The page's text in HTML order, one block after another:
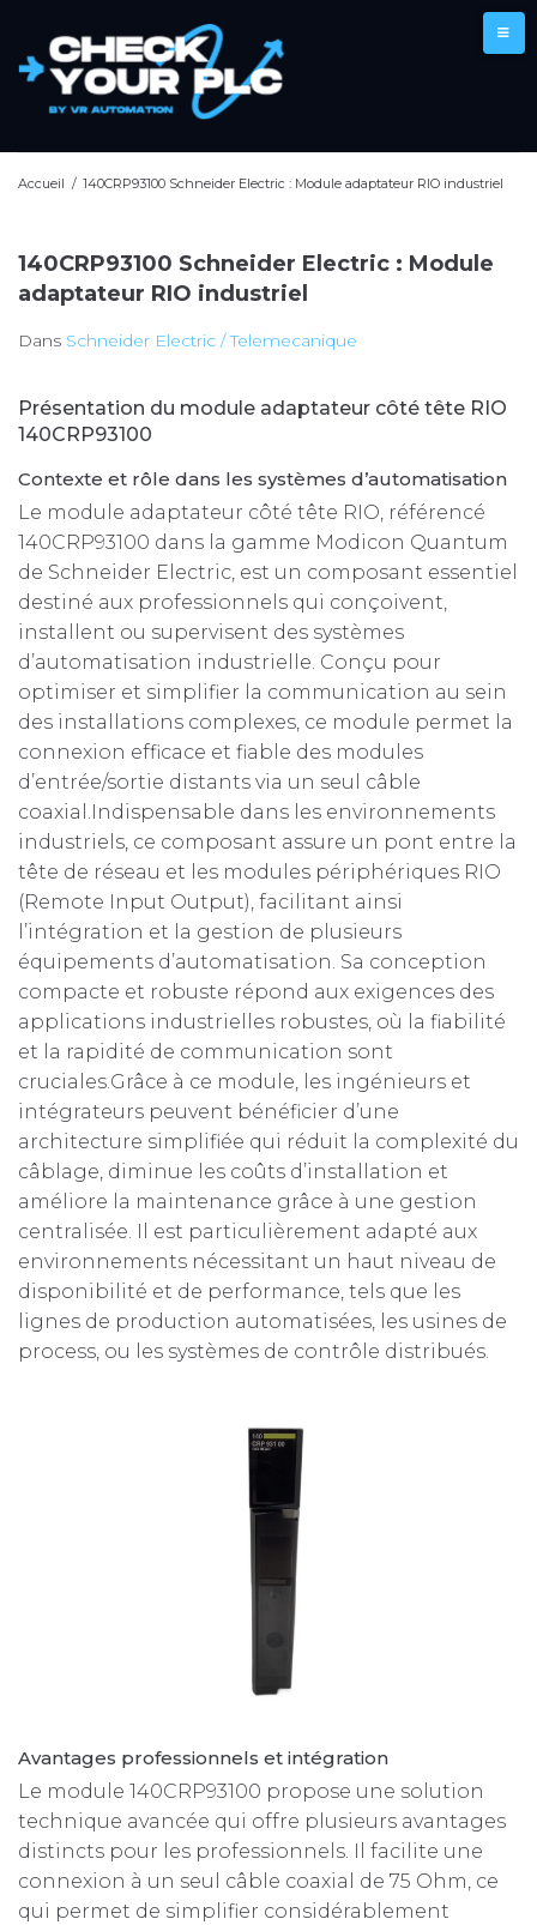
contenu
Accueil / 140CRP93100 Schneider Electric : Module adaptateur RIO industriel
140CRP93100 Schneider Electric : Module
adaptateur RIO industriel
Dans Schneider Electric / Telemecanique
Présentation du module adaptateur côté tête RIO
140CRP93100
Contexte et rôle dans les systèmes d’automatisation
Le module adaptateur côté tête RIO, référencé
140CRP93100 dans la gamme Modicon Quantum
de Schneider Electric, est un composant essentiel
destiné aux professionnels qui conçoivent,
installent ou supervisent des systèmes
d’automatisation industrielle. Conçu pour
optimiser et simplifier la communication au sein
des installations complexes, ce module permet la
connexion efficace et fiable des modules
d’entrée/sortie distants via un seul câble
coaxial.Indispensable dans les environnements
industriels, ce composant assure un pont entre la
tête de réseau et les modules périphériques RIO
(Remote Input Output), facilitant ainsi
l’intégration et la gestion de plusieurs
équipements d’automatisation. Sa conception
compacte et robuste répond aux exigences des
applications industrielles robustes, où la fiabilité
et la rapidité de communication sont
cruciales.Grâce à ce module, les ingénieurs et
intégrateurs peuvent bénéficier d’une
architecture simplifiée qui réduit la complexité du
câblage, diminue les coûts d’installation et
améliore la maintenance grâce à une gestion
centralisée. Il est particulièrement adapté aux
environnements nécessitant un haut niveau de
disponibilité et de performance, tels que les
lignes de production automatisées, les usines de
process, ou les systèmes de contrôle distribués.
Avantages professionnels et intégration
Le module 140CRP93100 propose une solution
technique avancée qui offre plusieurs avantages
distincts pour les professionnels. Il facilite une
connexion à un seul câble coaxial de 75 Ohm, ce
qui permet de simplifier considérablement